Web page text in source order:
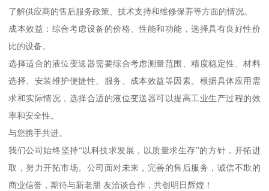
了解供应商的售后服务政策、技术支持和维修保养等方面的情况。
成本效益：综合考虑设备的价格、性能和功能，选择具有良好性价
比的设备。
选择适合的液位变送器需要综合考虑测量范围、精度稳定性、材料
选择、安装维护便捷性、服务、成本效益等因素。根据具体应用需
求和实际情况，选择合适的液位变送器可以提高工业生产过程的效
率和安全性。
与您携手共进。
我们公司始终坚持“以科技求发展，以质量求生存”的方针，开拓进
取，努力开拓市场。公司面对未来，完善的售后服务，诚信不欺的
商业信誉，期待与新老朋 友洽谈合作，共创明日辉煌！